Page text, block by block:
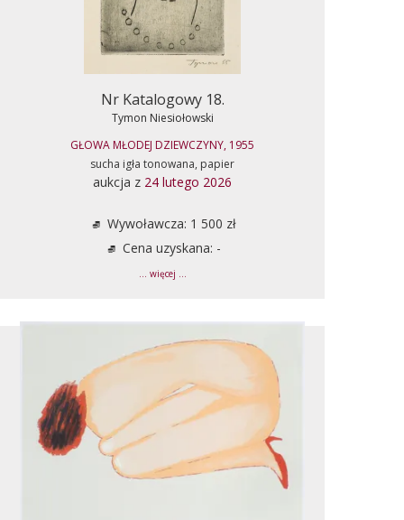
Nr Katalogowy 18.
Tymon Niesiołowski
GŁOWA MŁODEJ DZIEWCZYNY, 1955
sucha igła tonowana, papier
aukcja z 24 lutego 2026
Wywoławcza: 1 500 zł
Cena uzyskana: -
... więcej ...